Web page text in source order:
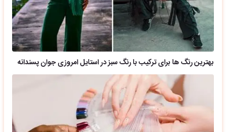
بهترین رنگ ها برای ترکیب با رنگ سبز در استایل امروزی جوان پسندانه